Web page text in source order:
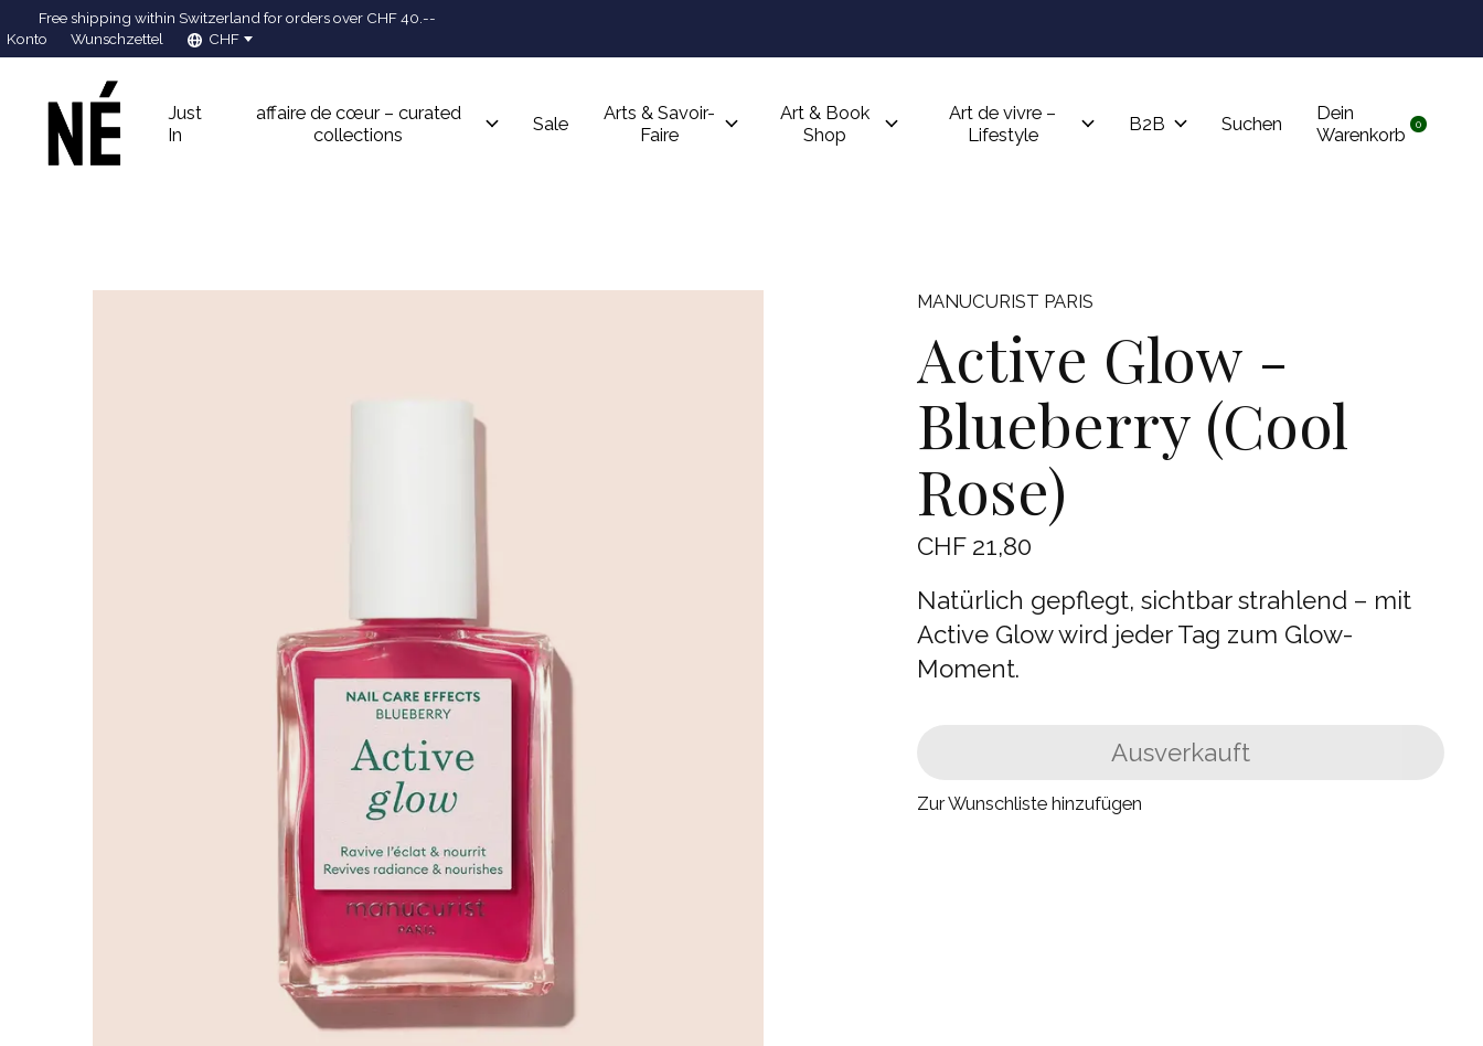
Free shipping within Switzerland for orders over CHF 40.--
Konto Wunschzettel CHF
Just
In
affaire de cœur – curated
collections
Sale
Arts & Savoir-
Faire
Art & Book
Shop
Art de vivre –
Lifestyle
B2B Suchen
Dein
Warenkorb
0items
MANUCURIST PARIS
Active Glow -
Blueberry (Cool
Rose)
CHF 21,80
Natürlich gepflegt, sichtbar strahlend – mit
Active Glow wird jeder Tag zum Glow-
Moment.
Ausverkauft
Zur Wunschliste hinzufügen